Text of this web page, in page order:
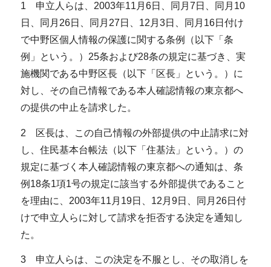
1 申立人らは、2003年11月6日、同月7日、同月10
日、同月26日、同月27日、12月3日、同月16日付け
で中野区個人情報の保護に関する条例（以下「条
例」という。）25条および28条の規定に基づき、実
施機関である中野区長（以下「区長」という。）に
対し、その自己情報である本人確認情報の東京都へ
の提供の中止を請求した。
2 区長は、この自己情報の外部提供の中止請求に対
し、住民基本台帳法（以下「住基法」という。）の
規定に基づく本人確認情報の東京都への通知は、条
例18条1項1号の規定に該当する外部提供であること
を理由に、2003年11月19日、12月9日、同月26日付
けで申立人らに対して請求を拒否する決定を通知し
た。
3 申立人らは、この決定を不服とし、その取消しを